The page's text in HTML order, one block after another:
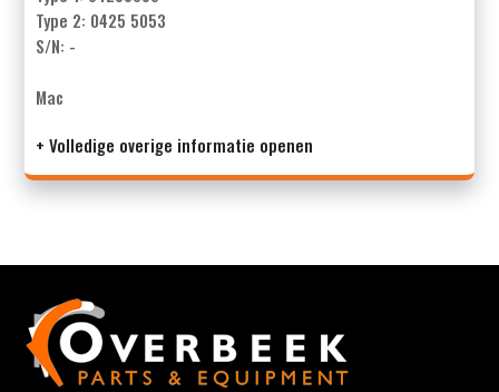
Type 2: 0425 5053
S/N: -
Mac
+ Volledige overige informatie openen